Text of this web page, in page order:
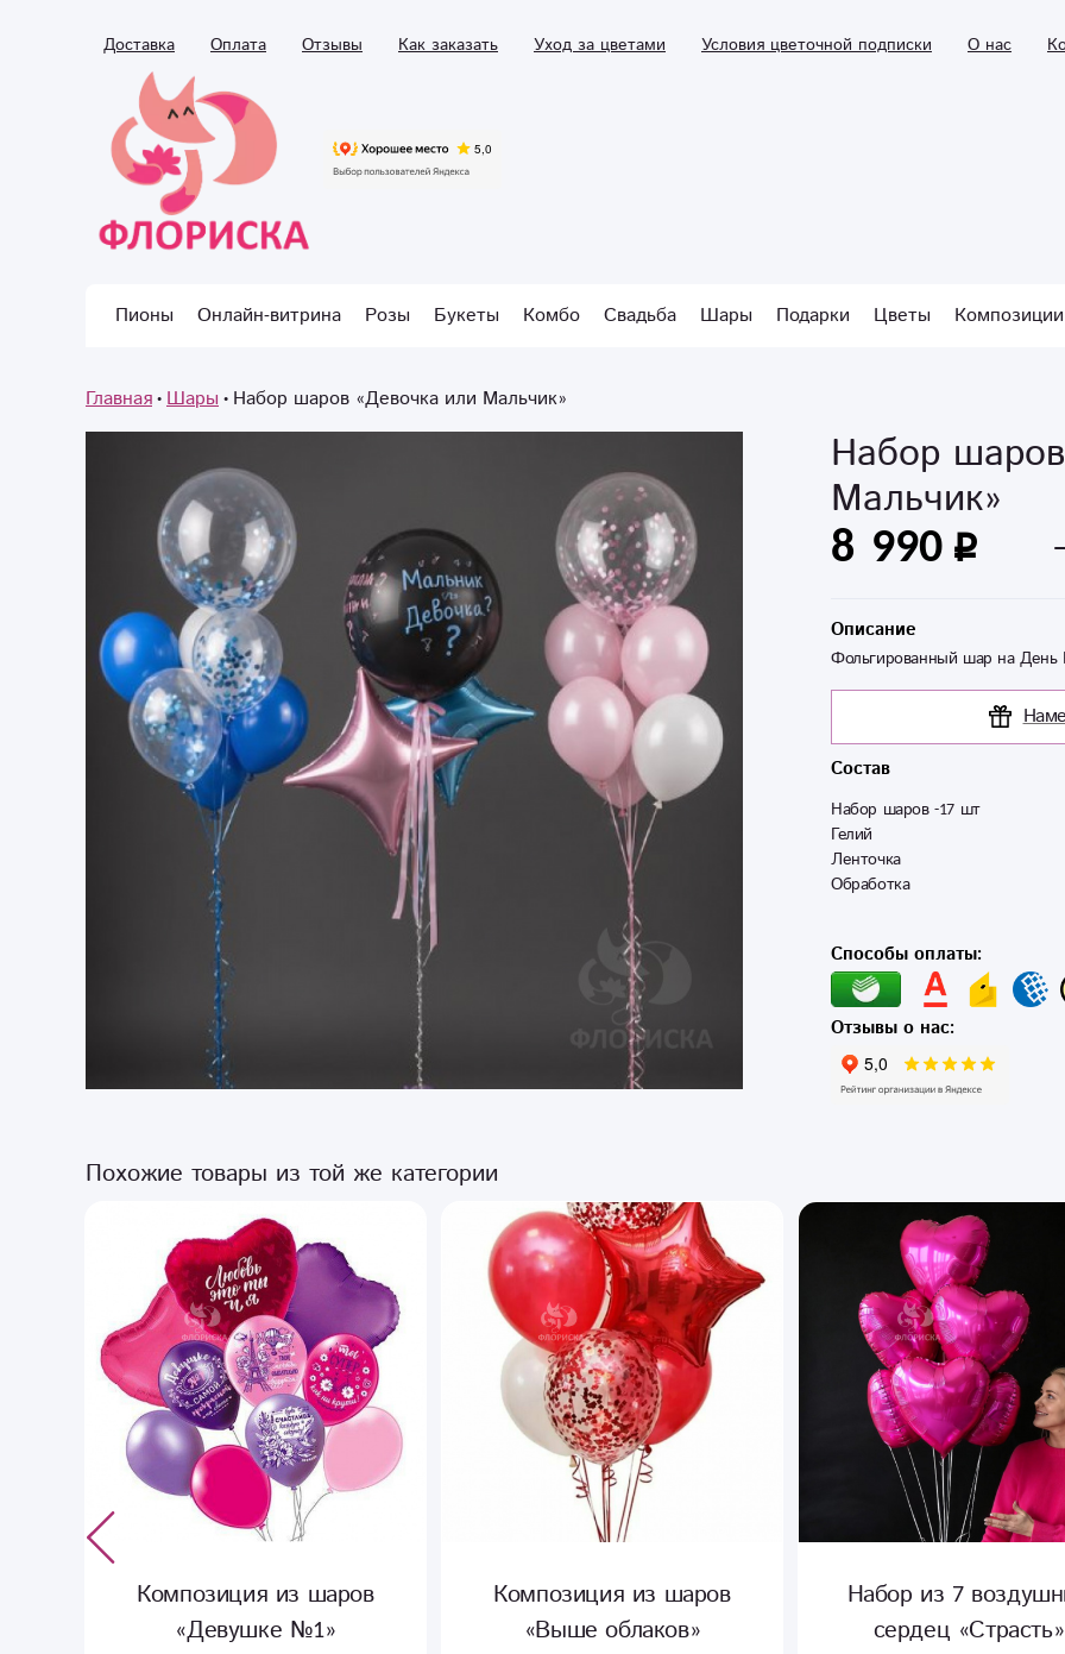
Доставка Оплата Отзывы Как заказать Уход за цветами Условия цветочной подписки О нас
Пионы Онлайн-витрина Розы Букеты Комбо Свадьба Шары Подарки Цветы Композиции
Главная Шары Набор шаров «Девочка или Мальчик»
Набор
Мальчик»
8 990
Описание
Фольгированный шар на День
Состав
Набор шаров -17 шт
Гелий
Ленточка
Обработка
Способы оплаты:
Отзывы о нас:
Похожие товары из той же категории
Композиция из шаров
«Девушке №1»
Композиция из шаров
«Выше облаков»
Набор из 7
сердец «Страсть»